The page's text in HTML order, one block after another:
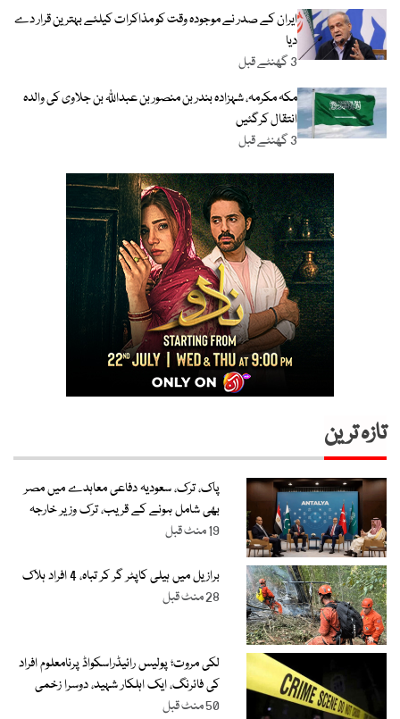
ایران کے صدر نے موجودہ وقت کو مذاکرات کیلئے بہترین قرار دے
دیا
3 گھنٹے قبل
مکہ مکرمہ، شہزادہ بندر بن منصور بن عبداللّٰہ بن جلاوی کی والدہ
انتقال کرگئیں
3 گھنٹے قبل
تازہ ترین
پاک، ترک، سعودیہ دفاعی معاہدے میں مصر
بھی شامل ہونے کے قریب، ترک وزیر خارجہ
19 منٹ قبل
برازیل میں ہیلی کاپٹر گر کر تباہ، 4 افراد ہلاک
28 منٹ قبل
لکی مروت؛ پولیس رائیڈراسکواڈ پرنامعلوم افراد
کی فائرنگ، ایک اہلکار شہید، دوسرا زخمی
50 منٹ قبل